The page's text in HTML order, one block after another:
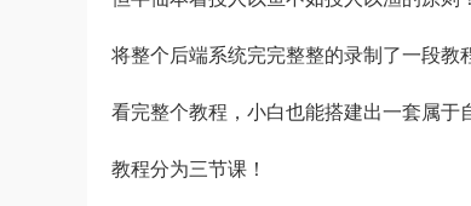
将整个后端系统完完整整的录制了一段教
看完整个教程，小白也能搭建出一套属于
教程分为三节课！